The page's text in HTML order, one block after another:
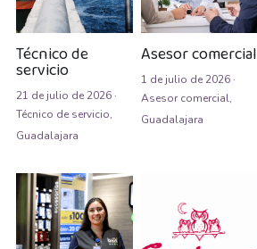
Analista de precios unitarios
Asesor Bancario
Asesor comercial
Asesor Comercial
Asesor de credito
asesor de ventas
Técnico de
servicio
21 de julio de 2026·
Técnico de servicio,
Guadalajara
Asesor comercial
1 de julio de 2026·
Asesor comercial,
Guadalajara